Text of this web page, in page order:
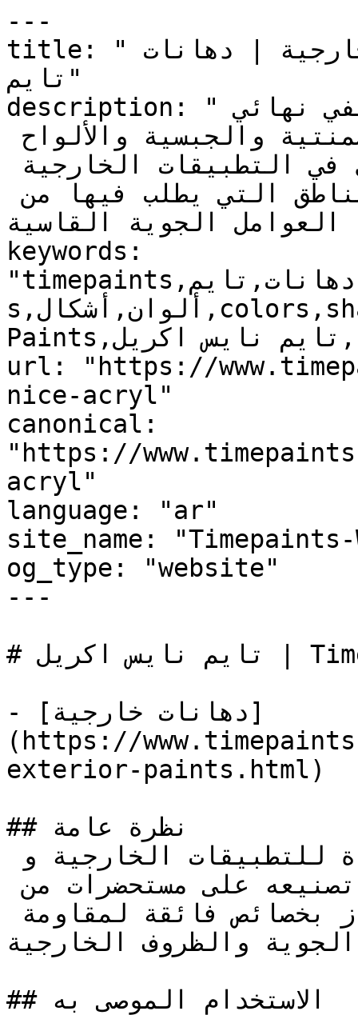
---
title: "تايم نايس اكريل | دهانات خارجية | دهانات
تايم"
description: "تايم نايس اكريل : دهان  مطفي نهائي
و الداخلية، وبخاصة في المناطق التي يطلب فيها من
الجوية القاسية"
keywords:
"timepaints,دهانات,تايم,time,paints,منتجات,product
s,ألوان,أشكال,colors,shapes,دهانات خارجية,Exterior
Paints,تايم نايس اكريل, Time Nice Acryl, , "
url: "https://
nice-acryl"
canonical:
"https://
acryl"
language: "ar"
site_name:
og_type: "website"
---
# تايم نايس اكريل | Time Paints
- [دهانات خارجية]
(https://
exterior-paints.html)
## نظرة عامة
الداخلية، يعتمد في تصنيعه على مستحضرات من
والظروف الخارجية
## الاستخدام الموصى به